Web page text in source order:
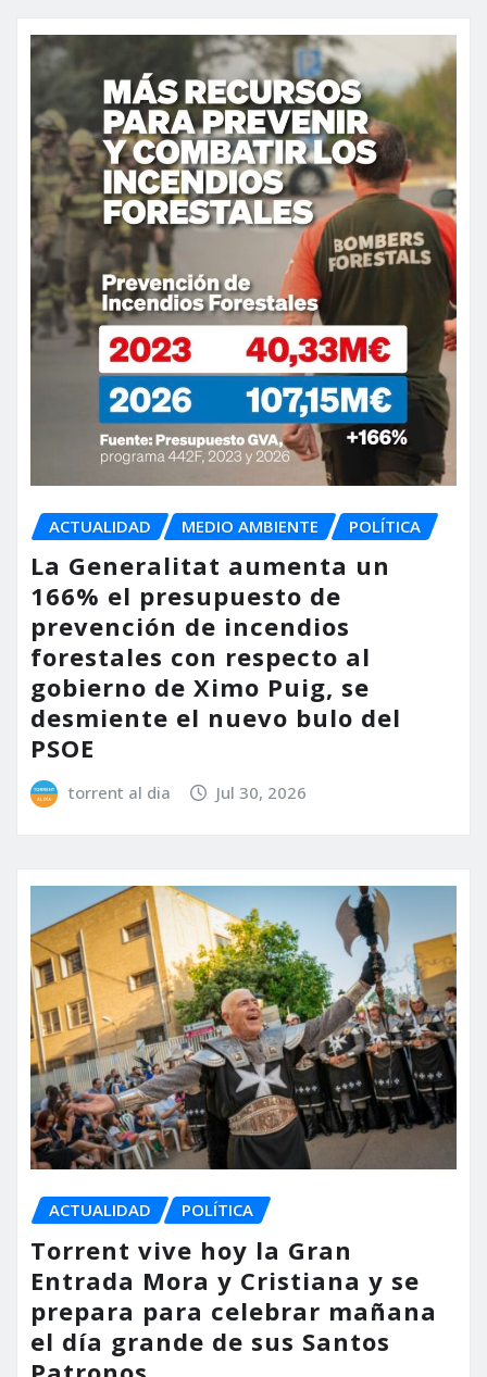
ACTUALIDAD MEDIO AMBIENTE POLÍTICA
La Generalitat aumenta un
166% el presupuesto de
prevención de incendios
forestales con respecto al
gobierno de Ximo Puig, se
desmiente el nuevo bulo del
PSOE
torrent al dia Jul 30, 2026
ACTUALIDAD POLÍTICA
Torrent vive hoy la Gran
Entrada Mora y Cristiana y se
prepara para celebrar mañana
el día grande de sus Santos